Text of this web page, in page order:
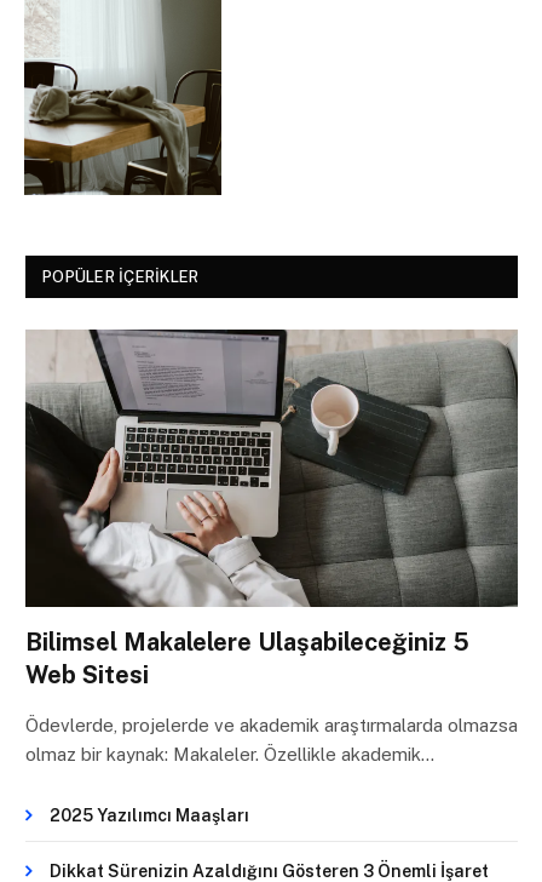
POPÜLER İÇERIKLER
Bilimsel Makalelere Ulaşabileceğiniz 5
Web Sitesi
Ödevlerde, projelerde ve akademik araştırmalarda olmazsa
olmaz bir kaynak: Makaleler. Özellikle akademik…
2025 Yazılımcı Maaşları
Dikkat Sürenizin Azaldığını Gösteren 3 Önemli İşaret